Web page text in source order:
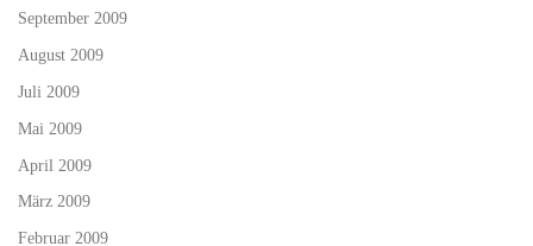
September 2009
August 2009
Juli 2009
Mai 2009
April 2009
März 2009
Februar 2009